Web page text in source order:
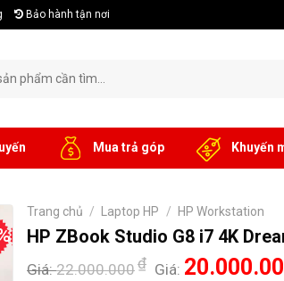
Bảo hành tận nơi
Mua trả góp Khuyến
Trang chủ / Laptop HP / HP Workstation
HP ZBook Studio G8 i7 4K
Giá:22.000.000₫ Giá: